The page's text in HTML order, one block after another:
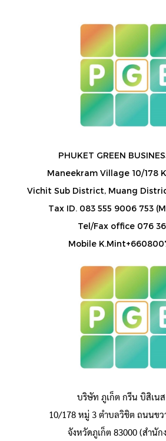
PHUKET GREEN
Maneekram Village 10/178
Vichit Sub District, Muang
Tax ID. 083 555 9006 753
Tel/Fax office 076
Mobile
บริษัท ภูเก็ต กรีน บิสิเน
10/178 หมู่ 3 ตำบลวิชิต ถนนขว
จังหวัดภูเก็ต 83000 (สำนั